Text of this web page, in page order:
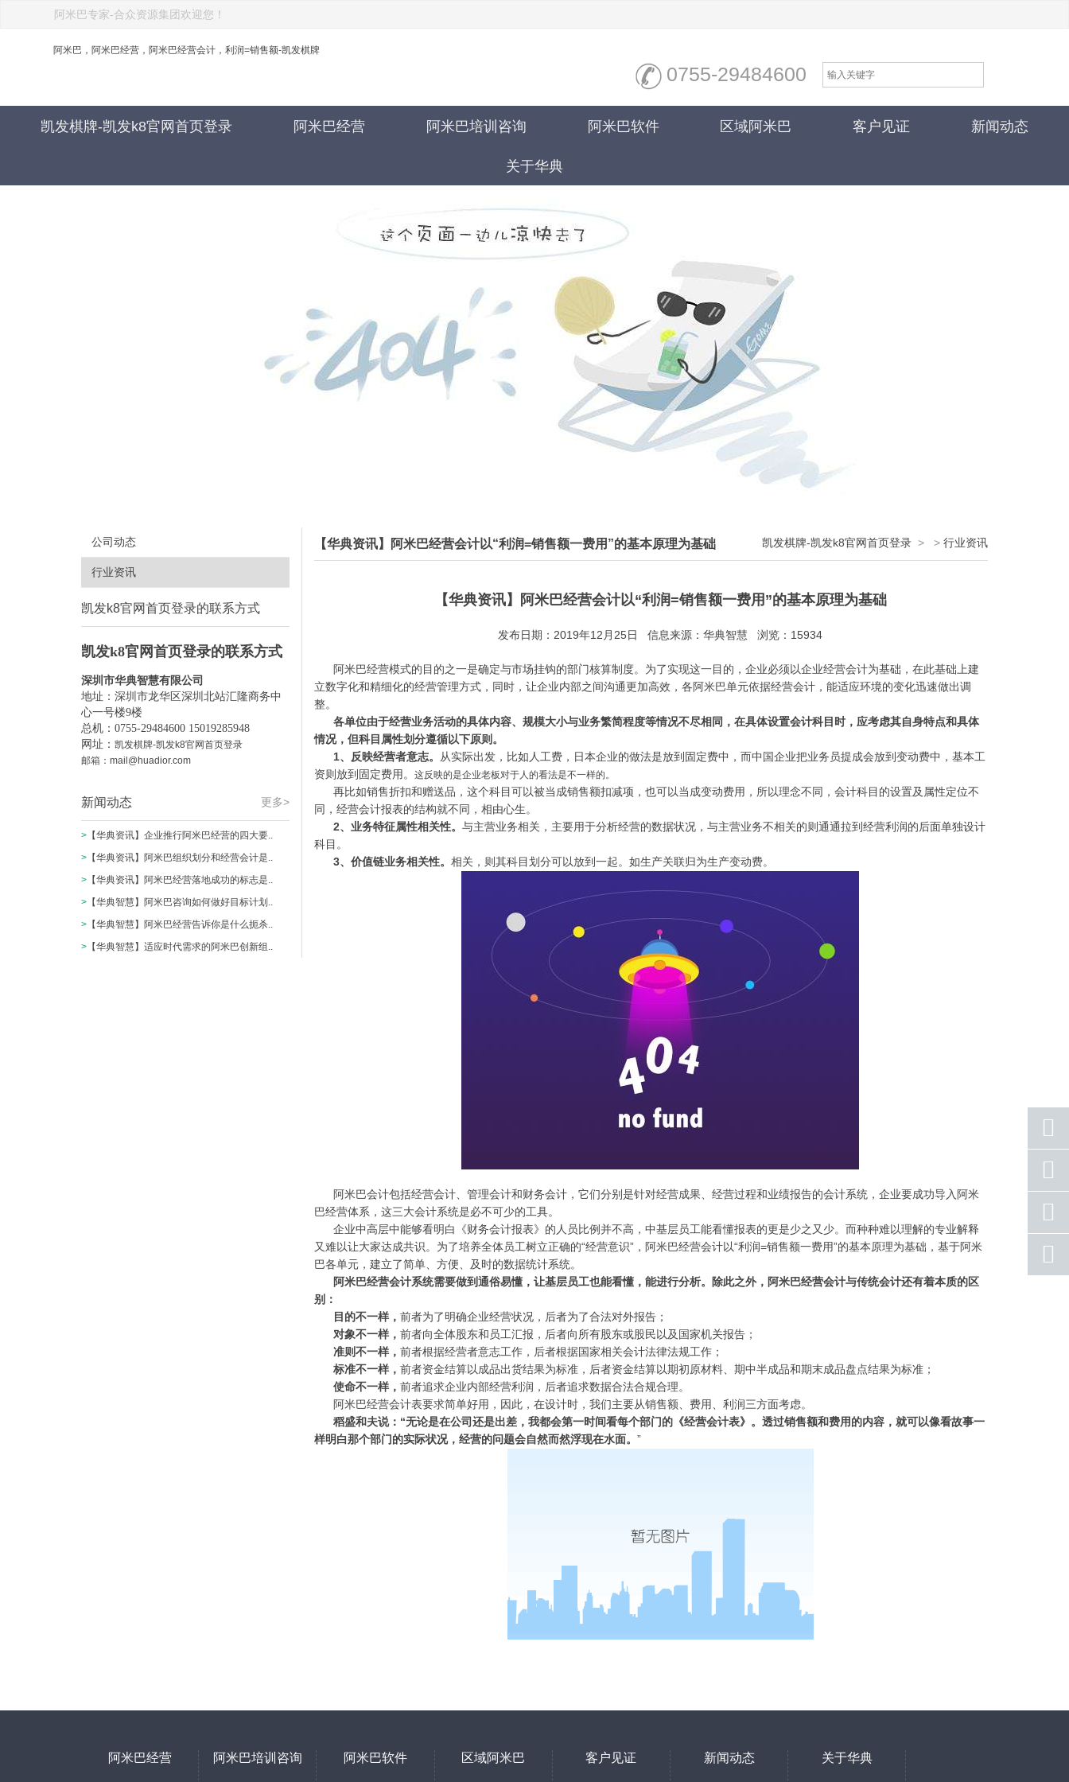
阿米巴专家-合众资源集团欢迎您！
阿米巴，阿米巴经营，阿米巴经营会计，利润=销售额-凯发棋牌
0755-29484600
凯发棋牌-凯发k8官网首页登录 阿米巴经营 阿米巴培训咨询 阿米巴软件 区域阿米巴 客户见证 新闻动态
关于华典
公司动态
行业资讯
凯发k8官网首页登录的联系方式
凯发k8官网首页登录的联系方式
深圳市华典智慧有限公司
地址：深圳市龙华区深圳北站汇隆商务中
心一号楼9楼
总机：0755-29484600 15019285948
网址： 凯发棋牌-凯发k8官网首页登录
邮箱： mail@huadior.com
更多>
新闻动态
> 【华典资讯】企业推行阿米巴经营的四大要..
> 【华典资讯】阿米巴组织划分和经营会计是..
> 【华典资讯】阿米巴经营落地成功的标志是..
> 【华典智慧】阿米巴咨询如何做好目标计划..
> 【华典智慧】阿米巴经营告诉你是什么扼杀..
> 【华典智慧】适应时代需求的阿米巴创新组..
【华典资讯】阿米巴经营会计以“利润=销售额一费用”的基本原理为基础 凯发棋牌-凯发k8官网首页登录 > > 行业资讯
【华典资讯】阿米巴经营会计以“利润=销售额一费用”的基本原理为基础
发布日期：2019年12月25日 信息来源：华典智慧 浏览：15934
阿米巴经营模式的目的之一是确定与市场挂钩的部门核算制度。为了实现这一目的，企业必须以企业经营会计为基础，在此基础上建
立数字化和精细化的经营管理方式，同时，让企业内部之间沟通更加高效，各阿米巴单元依据经营会计，能适应环境的变化迅速做出调
整。
各单位由于经营业务活动的具体内容、规模大小与业务繁简程度等情况不尽相同，在具体设置会计科目时，应考虑其自身特点和具体
情况，但科目属性划分遵循以下原则。
1、反映经营者意志。
从实际出发，比如人工费，日本企业的做法是放到固定费中，而中国企业把业务员提成会放到变动费中，基本工
资则放到固定费用。
这反映的是企业老板对于人的看法是不一样的。
再比如销售折扣和赠送品，这个科目可以被当成销售额扣减项，也可以当成变动费用，所以理念不同，会计科目的设置及属性定位不
同，经营会计报表的结构就不同，相由心生。
2、业务特征属性相关性。 与主营业务相关，主要用于分析经营的数据状况，与主营业务不相关的则通通拉到经营利润的后面单独设计
科目。
3、价值链业务相关性。 相关，则其科目划分可以放到一起。如生产关联归为生产变动费。
阿米巴会计包括经营会计、管理会计和财务会计，它们分别是针对经营成果、经营过程和业绩报告的会计系统，企业要成功导入阿米
巴经营体系，这三大会计系统是必不可少的工具。
企业中高层中能够看明白《财务会计报表》的人员比例并不高，中基层员工能看懂报表的更是少之又少。而种种难以理解的专业解释
又难以让大家达成共识。为了培养全体员工树立正确的“经营意识”，阿米巴经营会计以“利润=销售额一费用”的基本原理为基础，基于阿米
巴各单元，建立了简单、方便、及时的数据统计系统。
阿米巴经营会计系统需要做到通俗易懂，让基层员工也能看懂，能进行分析。除此之外，阿米巴经营会计与传统会计还有着本质的区
别：
目的不一样， 前者为了明确企业经营状况，后者为了合法对外报告；
对象不一样， 前者向全体股东和员工汇报，后者向所有股东或股民以及国家机关报告；
准则不一样， 前者根据经营者意志工作，后者根据国家相关会计法律法规工作；
标准不一样， 前者资金结算以成品出货结果为标准，后者资金结算以期初原材料、期中半成品和期末成品盘点结果为标准；
使命不一样， 前者追求企业内部经营利润，后者追求数据合法合规合理。
阿米巴经营会计表要求简单好用，因此，在设计时，我们主要从销售额、费用、利润三方面考虑。
稻盛和夫说：“无论是在公司还是出差，我都会第一时间看每个部门的《经营会计表》。透过销售额和费用的内容，就可以像看故事一
样明白那个部门的实际状况，经营的问题会自然而然浮现在水面。 ”
阿米巴经营 阿米巴培训咨询 阿米巴软件 区域阿米巴 客户见证 新闻动态 关于华典
座机
号码
手机
号码
qq
联系